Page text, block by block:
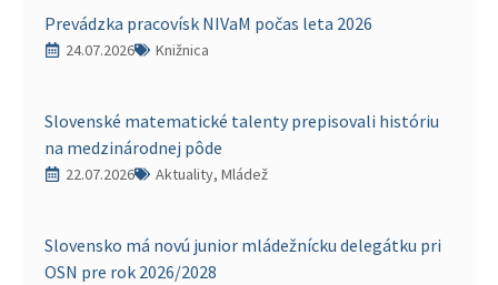
Prevádzka pracovísk NIVaM počas leta 2026
24.07.2026 Knižnica
Slovenské matematické talenty prepisovali históriu
na medzinárodnej pôde
22.07.2026 Aktuality, Mládež
Slovensko má novú junior mládežnícku delegátku pri
OSN pre rok 2026/2028